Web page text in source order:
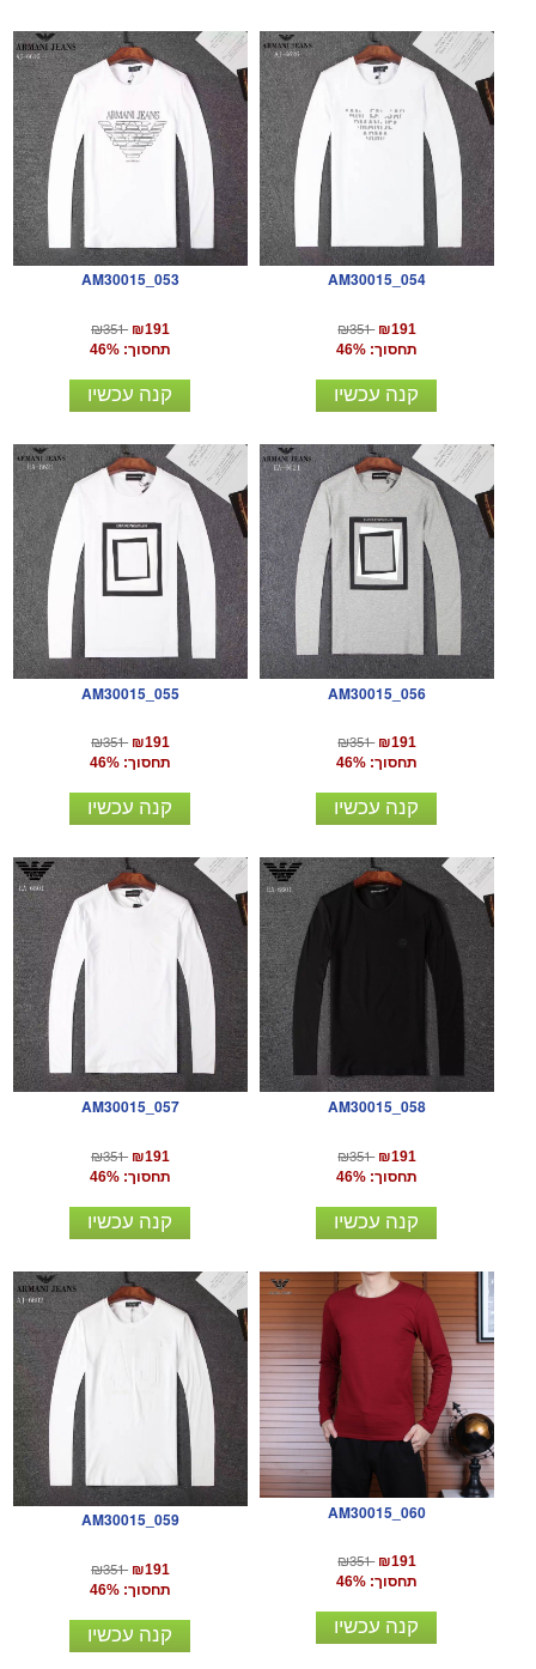
AM30015_053
₪351 ₪191
תחסוך: 46%
קנה עכשיו
AM30015_054
₪351 ₪191
תחסוך: 46%
קנה עכשיו
AM30015_055
₪351 ₪191
תחסוך: 46%
קנה עכשיו
AM30015_056
₪351 ₪191
תחסוך: 46%
קנה עכשיו
AM30015_057
₪351 ₪191
תחסוך: 46%
קנה עכשיו
AM30015_058
₪351 ₪191
תחסוך: 46%
קנה עכשיו
AM30015_059
₪351 ₪191
תחסוך: 46%
קנה עכשיו
AM30015_060
₪351 ₪191
תחסוך: 46%
קנה עכשיו